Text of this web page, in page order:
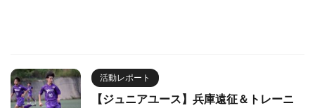
活動レポート
【ジュニアユース】兵庫遠征＆トレーニ